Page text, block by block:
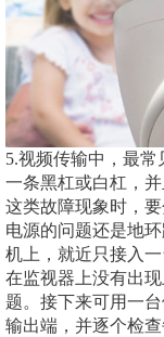
5.视频传输中，最
一条黑杠或白杠，
这类故障现象时，
电源的问题还是地
机上，就近只接入
在监视器上没有出
题。接下来可用一
输出端，并逐个检